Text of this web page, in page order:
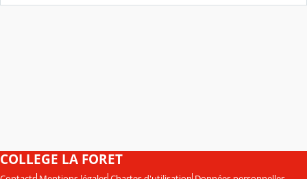
COLLEGE LA FORET